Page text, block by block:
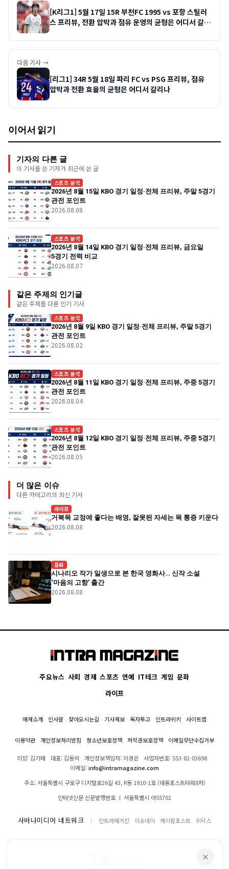
[K리그1] 5월 17일 15R 부천FC 1995 vs 포항 스틸러
스 프리뷰, 전환 압박과 점유 운영의 균형은 어디서 갈리
다음 기사 →
[리그1] 34R 5월 18일 파리 FC vs PSG 프리뷰, 점유
압박과 전환 효율의 균형은 어디서 갈리나
이어서 읽기
기자의 다른 글
이 기사를 쓴 기자가 최근에 쓴 글
스포츠 분석
2026년 8월 15일 KBO 경기 일정·전체 프리뷰, 주말 5경기
관전 포인트
2026.08.08
스포츠 분석
2026년 8월 14일 KBO 경기 일정·전체 프리뷰, 금요일
5경기 전력 비교
2026.08.07
같은 주제의 인기글
같은 주제를 다룬 인기 기사
스포츠 분석
2026년 8월 9일 KBO 경기 일정·전체 프리뷰, 주말 5경기
관전 포인트
2026.08.02
스포츠 분석
2026년 8월 11일 KBO 경기 일정·전체 프리뷰, 주중 5경기
관전 포인트
2026.08.04
스포츠 분석
2026년 8월 12일 KBO 경기 일정·전체 프리뷰, 주중 5경기
관전 포인트
2026.08.05
더 많은 이슈
다른 카테고리의 최신 기사
라이프
거북목 교정에 좋다는 배영, 잘못된 자세는 목 통증 키운다
2026.08.08
문화
시나리오 작가 일생으로 본 한국 영화사… 신작 소설
‘마음의 고향’ 출간
2026.08.08
주요뉴스 사회 경제 스포츠 연예 IT테크 게임 문화
라이프
매체소개 인사말 찾아오시는길 기사제보 독자투고 인트라위키 사이트맵
이용약관 개인정보처리방침 청소년보호정책 저작권보호정책 이메일무단수집거부
의장: 김기태 대표: 김동석 개인정보책임자: 이경은
사업자번호: 553-81-03698
이메일:info@intramagazine.com
주소: 서울특별시 구로구 디지털로26길 43, R동 1910-1호 (대륭포스트타워8차)
인터넷신문 신문발행번호 ㅣ 서울특별시 아55702
사바나미디어 네트워크 인트라매거진 이슈데이 케이팝포스트 위닥스
×